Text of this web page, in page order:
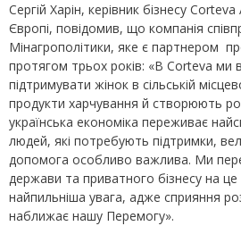
Сергій Харін, керівник бізнесу
Європі, повідомив, що компанія
Мінагрополітики, яке є партнером
протягом трьох років: «В Corteva ми
підтримувати жінок в сільській
продукти харчування й створюють
українська економіка переживає
людей, які потребують підтримки,
допомога особливо важлива. Ми
держави та приватного бізнесу на
найпильніша увага, адже сприяння
наближає нашу Перемогу».